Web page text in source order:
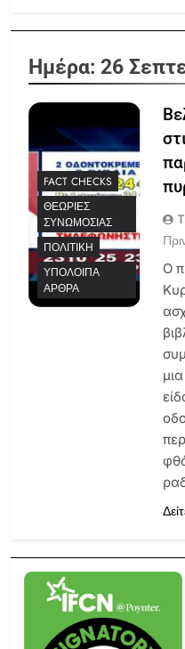
Ημέρα: 26
FACT CHECKS
ΘΕΩΡΊΕΣ
ΣΥΝΩΜΟΣΊΑΣ
ΠΟΛΙΤΙΚΉ
ΥΠΌΛΟΙΠΑ
ΆΡΘΡΑ
Ο